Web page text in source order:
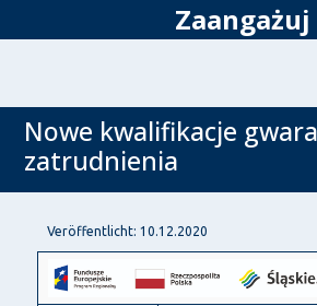
Zaangażuj
Nowe kwalifikacje
zatrudnienia
Veröffentlicht: 10.12.2020